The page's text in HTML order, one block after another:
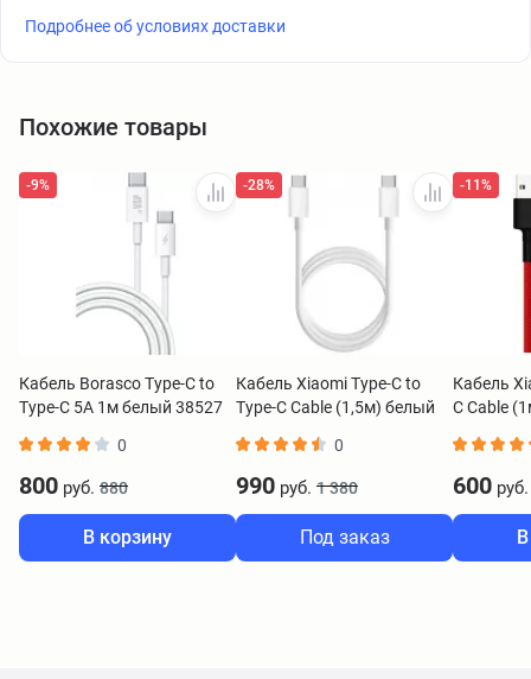
Подробнее об условиях доставки
Похожие товары
-9%
Кабель Borasco Type-C to
Type-C 5А 1м белый 38527
0
800 руб. 880
В корзину
-28%
Кабель Xiaomi Type-C to
Type-C Cable (1,5м) белый
0
990 руб. 1 380
Под заказ
-11%
Кабель
C Cable
600 руб.